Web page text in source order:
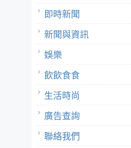
即時新聞
新聞與資訊
娛樂
飲飲食食
生活時尚
廣告查詢
聯絡我們